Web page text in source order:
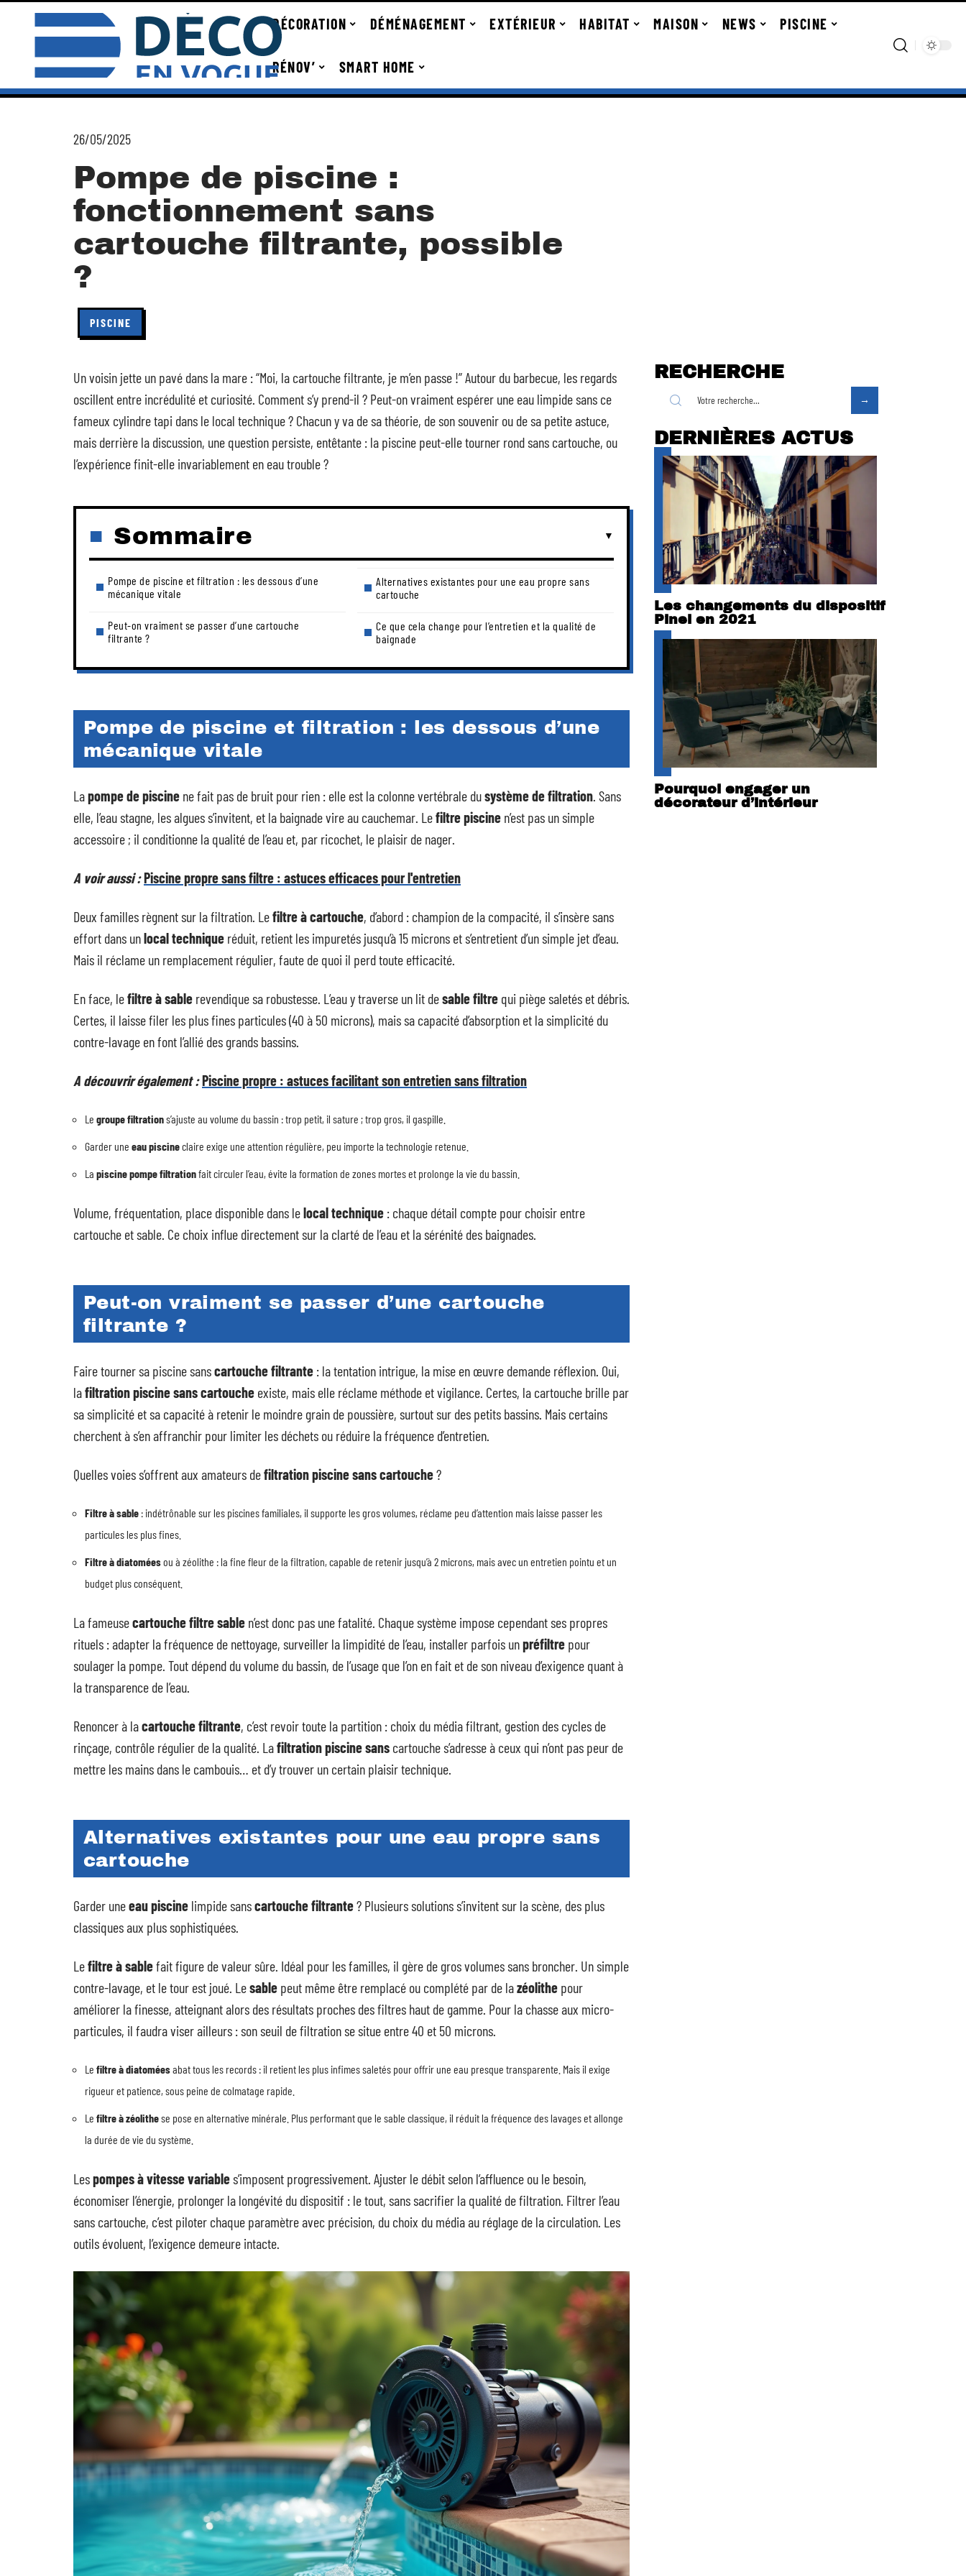
DÉCORATION DÉMÉNAGEMENT EXTÉRIEUR HABITAT MAISON NEWS PISCINE
RÉNOV’ SMART HOME
26/05/2025
Pompe de piscine :
fonctionnement sans
cartouche filtrante, possible
?
PISCINE
Un voisin jette un pavé dans la mare : “Moi, la cartouche filtrante, je m’en passe !” Autour du barbecue, les regards
oscillent entre incrédulité et curiosité. Comment s’y prend-il ? Peut-on vraiment espérer une eau limpide sans ce
fameux cylindre tapi dans le local technique ? Chacun y va de sa théorie, de son souvenir ou de sa petite astuce,
mais derrière la discussion, une question persiste, entêtante : la piscine peut-elle tourner rond sans cartouche, ou
l’expérience finit-elle invariablement en eau trouble ?
Sommaire
Pompe de piscine et filtration : les dessous d’une
mécanique vitale
Peut-on vraiment se passer d’une cartouche
filtrante ?
Alternatives existantes pour une eau propre sans
cartouche
Ce que cela change pour l’entretien et la qualité de
baignade
Pompe de piscine et filtration : les dessous d’une
mécanique vitale
Lapompe de piscine ne fait pas de bruit pour rien : elle est la colonne vertébrale dusystème de filtration. Sans
elle, l’eau stagne, les algues s’invitent, et la baignade vire au cauchemar. Lefiltre piscine n’est pas un simple
accessoire ; il conditionne la qualité de l’eau et, par ricochet, le plaisir de nager.
A voir aussi :Piscine propre sans filtre : astuces efficaces pour l'entretien
Deux familles règnent sur la filtration. Lefiltre à cartouche, d’abord : champion de la compacité, il s’insère sans
effort dans unlocal technique réduit, retient les impuretés jusqu’à 15 microns et s’entretient d’un simple jet d’eau.
Mais il réclame un remplacement régulier, faute de quoi il perd toute efficacité.
En face, lefiltre à sable revendique sa robustesse. L’eau y traverse un lit desable filtre qui piège saletés et débris.
Certes, il laisse filer les plus fines particules (40 à 50 microns), mais sa capacité d’absorption et la simplicité du
contre-lavage en font l’allié des grands bassins.
A découvrir également :Piscine propre : astuces facilitant son entretien sans filtration
Le groupe filtrations’ajuste au volume du bassin : trop petit, il sature ; trop gros, il gaspille.
Garder une eau piscineclaire exige une attention régulière, peu importe la technologie retenue.
La piscine pompe filtrationfait circuler l’eau, évite la formation de zones mortes et prolonge la vie du bassin.
Volume, fréquentation, place disponible dans lelocal technique : chaque détail compte pour choisir entre
cartouche et sable. Ce choix influe directement sur la clarté de l’eau et la sérénité des baignades.
Peut-on vraiment se passer d’une cartouche
filtrante ?
Faire tourner sa piscine sanscartouche filtrante : la tentation intrigue, la mise en œuvre demande réflexion. Oui,
lafiltration piscine sans cartouche existe, mais elle réclame méthode et vigilance. Certes, la cartouche brille par
sa simplicité et sa capacité à retenir le moindre grain de poussière, surtout sur des petits bassins. Mais certains
cherchent à s’en affranchir pour limiter les déchets ou réduire la fréquence d’entretien.
Quelles voies s’offrent aux amateurs defiltration piscine sans cartouche?
Filtre à sable : indétrônable sur les piscines familiales, il supporte les gros volumes, réclame peu d’attention mais laisse passer les
particules les plus fines.
Filtre à diatoméesou à zéolithe : la fine fleur de la filtration, capable de retenir jusqu’à 2 microns, mais avec un entretien pointu et un
budget plus conséquent.
La fameusecartouche filtre sable n’est donc pas une fatalité. Chaque système impose cependant ses propres
rituels : adapter la fréquence de nettoyage, surveiller la limpidité de l’eau, installer parfois unpréfiltre pour
soulager la pompe. Tout dépend du volume du bassin, de l’usage que l’on en fait et de son niveau d’exigence quant à
la transparence de l’eau.
Renoncer à lacartouche filtrante, c’est revoir toute la partition : choix du média filtrant, gestion des cycles de
rinçage, contrôle régulier de la qualité. Lafiltration piscine sans cartouche s’adresse à ceux qui n’ont pas peur de
mettre les mains dans le cambouis… et d’y trouver un certain plaisir technique.
Alternatives existantes pour une eau propre sans
cartouche
Garder uneeau piscine limpide sanscartouche filtrante? Plusieurs solutions s’invitent sur la scène, des plus
classiques aux plus sophistiquées.
Lefiltre à sablefait figure de valeur sûre. Idéal pour les familles, il gère de gros volumes sans broncher. Un simple
contre-lavage, et le tour est joué. Lesable peut même être remplacé ou complété par de lazéolithe pour
améliorer la finesse, atteignant alors des résultats proches des filtres haut de gamme. Pour la chasse aux micro-
particules, il faudra viser ailleurs : son seuil de filtration se situe entre 40 et 50 microns.
Le filtre à diatoméesabat tous les records : il retient les plus infimes saletés pour offrir une eau presque transparente. Mais il exige
rigueur et patience, sous peine de colmatage rapide.
Le filtre à zéolithese pose en alternative minérale. Plus performant que le sable classique, il réduit la fréquence des lavages et allonge
la durée de vie du système.
Lespompes à vitesse variables’imposent progressivement. Ajuster le débit selon l’affluence ou le besoin,
économiser l’énergie, prolonger la longévité du dispositif : le tout, sans sacrifier la qualité de filtration. Filtrer l’eau
sans cartouche, c’est piloter chaque paramètre avec précision, du choix du média au réglage de la circulation. Les
outils évoluent, l’exigence demeure intacte.
RECHERCHE
DERNIÈRES ACTUS
Les changements du dispositif
Pinel en 2021
Pourquoi engager un
décorateur d’intérieur